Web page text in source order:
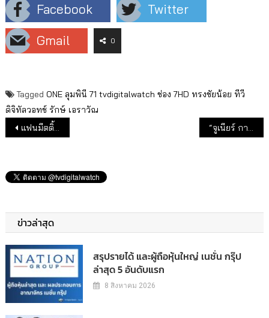
Facebook
Twitter
Gmail
0
Tagged ONE ลุมพินี 71 tvdigitalwatch ช่อง 7HD ทรงชัยน้อย ทีวี
ดิจิทัลวอทช์ รักษ์ เอราวัณ
แนะแนวเรื่อง
แฟนมีตติ้งคู่ “หมาก-คิม” เสิร์ฟโมเมนต์สุดหวาน “จูเนียร์ กาจบัณฑิต” ฉลองวันเกิดใกล้ชิดแฟนคลับ 500 คน
ข่าวล่าสุด
สรุปรายได้ และผู้ถือหุ้นใหญ่ เนชั่น กรุ๊ป
ล่าสุด 5 อันดับแรก
8 สิงหาคม 2026